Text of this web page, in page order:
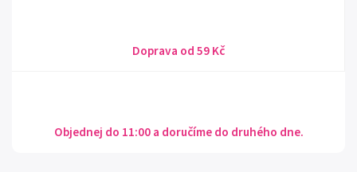
Doprava od 59 Kč
Objednej do 11:00 a doručíme do druhého dne.